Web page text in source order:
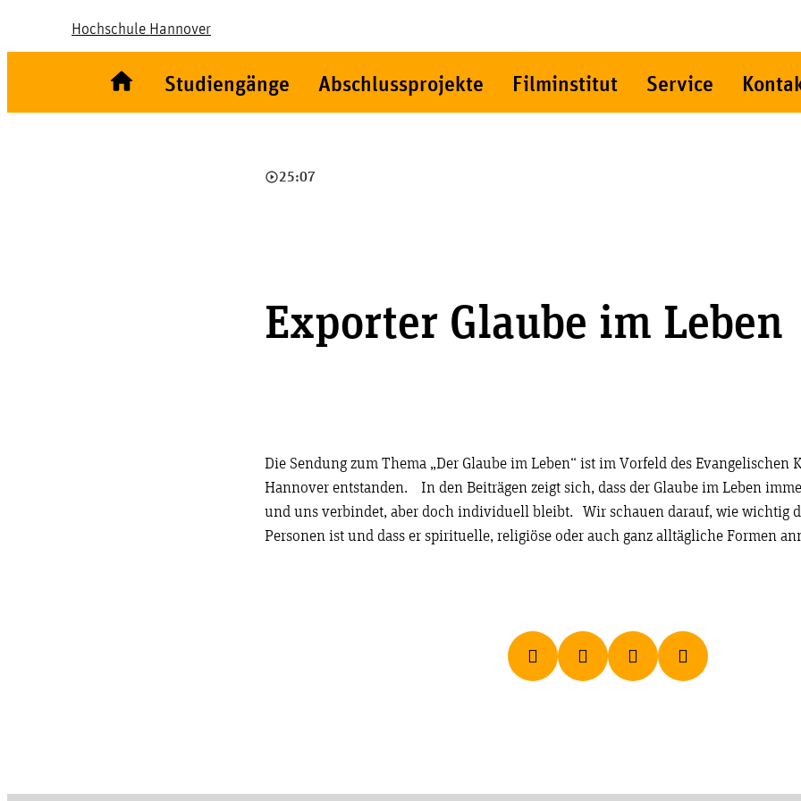
Hochschule Hannover
Studiengänge Abschlussprojekte Filminstitut Service
play_circle_outline25:07
Exporter Glaube im Leben
Die Sendung zum Thema „Der Glaube im Leben“ ist im Vorfeld des Evangelischen
Hannover entstanden. In den Beiträgen zeigt sich, dass der Glaube im Leben
und uns verbindet, aber doch individuell bleibt. Wir schauen darauf, wie wichtig
Personen ist und dass er spirituelle, religiöse oder auch ganz alltägliche Formen